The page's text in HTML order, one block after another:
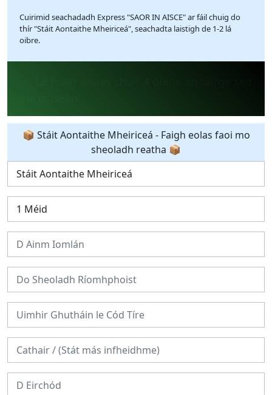
Cuirimid seachadadh Express "SAOR IN AISCE" ar fáil chuig do
thír "Stáit Aontaithe Mheiriceá", seachadta laistigh de 1-2 lá
oibre.
📦 Stáit Aontaithe Mheiriceá - Faigh eolas faoi mo
sheoladh reatha 📦